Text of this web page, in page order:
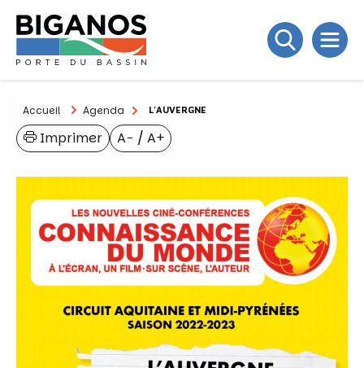
Accueil Agenda L’AUVERGNE
A− / A+
Imprimer